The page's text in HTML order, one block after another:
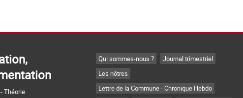
Théorie
Qui sommes-nous ?
Journal trimestriel
Les nôtres
Lettre de la Commune - Chronique Hebdo